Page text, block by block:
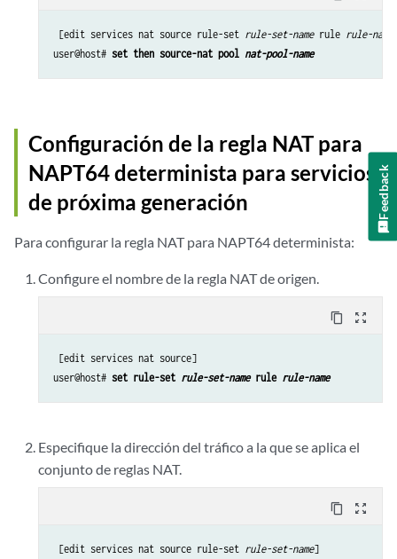
[edit services nat source rule-set rule-set-name rule rule-name
user@host# set then source-nat pool nat-pool-name
Configuración de la regla NAT para
NAPT64 determinista para servicios
de próxima generación
Para configurar la regla NAT para NAPT64 determinista:
Configure el nombre de la regla NAT de origen.
content_copy zoom_out_map
[edit services nat source]
user@host# set rule-set rule-set-name rule rule-name
Especifique la dirección del tráfico a la que se aplica el
conjunto de reglas NAT.
content_copy zoom_out_map
[edit services nat source rule-set rule-set-name]
Feedback